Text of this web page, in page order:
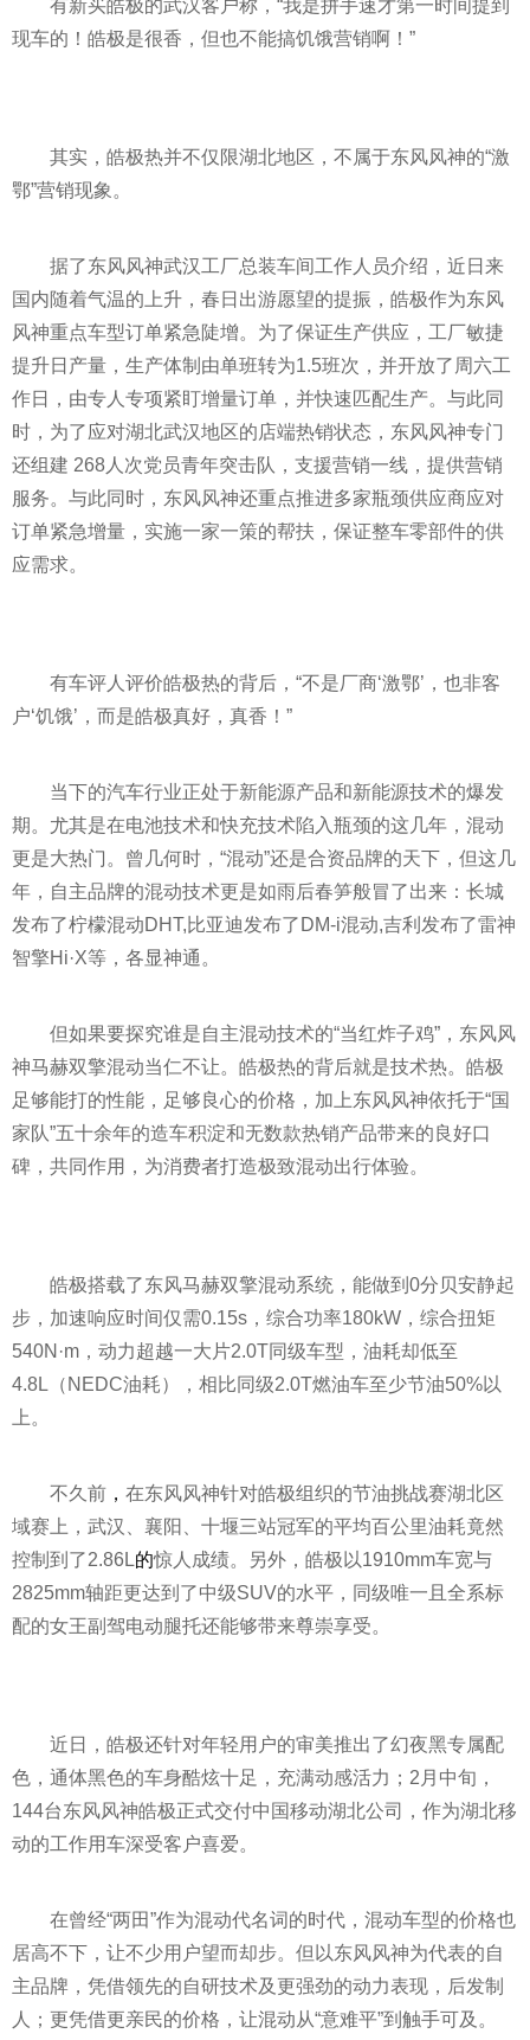
有新买皓极的武汉客户称，“我是拼手速才第一时间提到
现车的！皓极是很香，但也不能搞饥饿营销啊！”
其实，皓极热并不仅限湖北地区，不属于东风风神的“激
鄂”营销现象。
据了东风风神武汉工厂总装车间工作人员介绍， 近 日来
国内随着气温的上升，春日出游愿望的提振，皓极作为东风
风神重点车型订单紧急陡增。为了保证生产供应，工厂敏捷
提升日产量，生产体制由单班转为1.5班次，并开放了周六工
作日，由专人专项紧盯增量订单，并快速匹配生产。与此同
时，为了应对湖北武汉地区的店端热销状态，东风风神专门
还组建 268人次党员青年突击队，支援营销一线，提供营销
服务。与此同时，东风风神还重点推进多家瓶颈供应商应对
订单紧急增量，实施一家一策的帮扶，保证整车零部件的供
应需求。
有车评人评价皓极热的背后，“不是厂商‘激鄂’，也非客
户‘饥饿’，而是皓极真好，真香！”
当下的汽车行业正处于新能源产品和新能源技术的爆发
期。尤其是在电池技术和快充技术陷入瓶颈的这几年，混动
更是大热门。曾几何时，“混动”还是合资品牌的天下，但这几
年，自主品牌的混动技术更是如雨后春笋般冒了出来：长城
发布了柠檬混动DHT,比亚迪发布了DM-i混动,吉利发布了雷神
智擎Hi·X等，各显神通。
但如果要探究谁是自主混动技术的“当红炸子鸡”，东风风
神马赫双擎混动当仁不让。皓极热的背后就是技术热。皓极
足够能打的性能，足够良心的价格，加上东风风神依托于“国
家队”五十余年的造车积淀和无数款热销产品带来的良好口
碑，共同作用，为消费者打造极致混动出行体验。
皓极搭载了东风马赫双擎混动系统，能做到0分贝安静起
步，加速响应时间仅需0.15s，综合功率180kW，综合扭矩
540N·m，动力超越一大片2.0T同级车型，油耗却低至
4.8L（NEDC油耗），相比同级2.0T燃油车至少节油50%以
上。
不久前 ， 在东风风神针对皓极组织的节油挑战赛湖北区
域赛上，武汉、襄阳、十堰三站冠军的平均百公里油耗竟然
控制到了2.86L的惊人成绩。另外，皓极以1910mm车宽与
2825mm轴距更达到了中级SUV的水平 ，同级唯一且全系标
配的女王副驾电动腿托还能够带来尊崇享受。
近 日，皓极还针对年轻用户的审美推出了幻夜黑专属配
色，通体黑色的车身酷炫十足，充满动感活力；2月中旬，
144台东风风神皓极正式交付中国移动湖北公司，作为湖北移
动的工作用车深受客户喜爱。
在曾经“两田”作为混动代名词的时代，混动车型的价格也
居高不下，让不少用户望而却步。但以东风风神为代表的自
主品牌，凭借领先的自研技术及更强劲的动力表现，后发制
人；更凭借更亲民的价格，让混动从“意难平”到触手可及。